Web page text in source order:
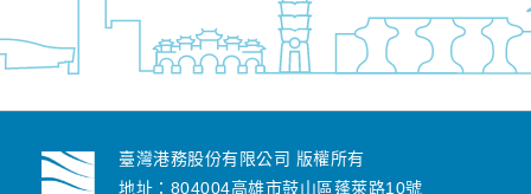
臺灣港務股份有限公司 版權所有
地址：804004高雄市鼓山區蓬萊路10號